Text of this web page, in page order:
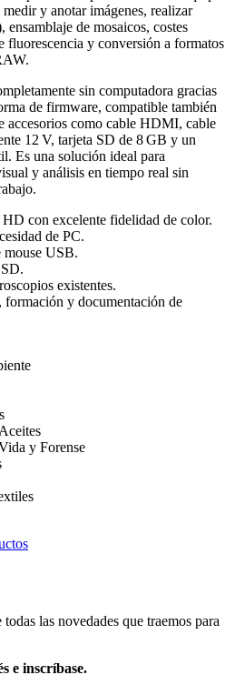
y anotar imágenes, realizar
de mosaicos, costes
fluorescencia y conversión a formatos
sin computadora gracias
de firmware, compatible también
como cable HDMI, cable
12 V, tarjeta SD de 8 GB y un
Es una solución ideal para
y análisis en tiempo real sin
con excelente fidelidad de color.
de PC.
mouse USB.
existentes.
formación y documentación de
y Forense
las novedades que traemos para
e inscríbase.